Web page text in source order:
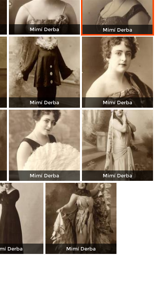
Mimí Derba Mimí Derba
Mimí Derba Mimí Derba
Mimí Derba Mimí Derba
Derba Mimí Derba